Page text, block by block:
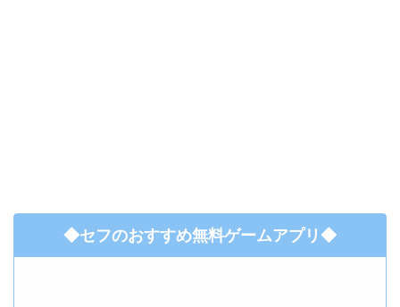
◆セフのおすすめ無料ゲームアプリ◆